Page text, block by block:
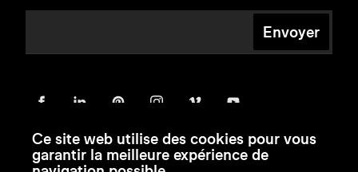
Envoyer
Ce site web utilise des cookies pour vous
garantir la meilleure expérience de